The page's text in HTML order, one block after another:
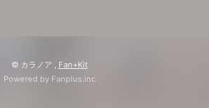
© カラノア , Fan+Kit
Powered by Fanplus.inc